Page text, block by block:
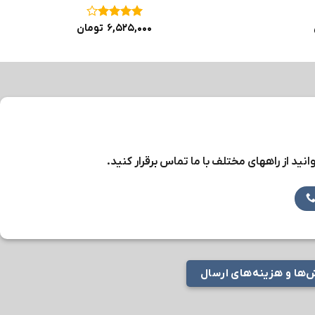
نمره۴
۶,۵۲۵,۰۰۰ تومان
از راههای مختلف با ما تماس برقرار کنید.
و هزینه‌های ارسال